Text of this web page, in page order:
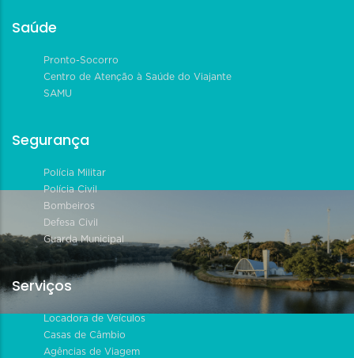
Saúde
Pronto-Socorro
Centro de Atenção à Saúde do Viajante
SAMU
Segurança
Polícia Militar
Polícia Civil
Bombeiros
Defesa Civil
Guarda Municipal
Serviços
Locadora de Veículos
Casas de Câmbio
Agências de Viagem